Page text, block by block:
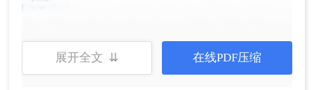
展开全文 ⇊ 在线PDF压缩